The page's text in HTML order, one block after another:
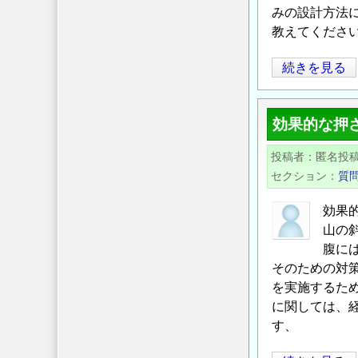
圧
に
い
て
教
え
て
く
だ
さ
い。
止
土
圧
と
は
みの設計方法
教えてくださ
ブ
ロ
ッ
ク
積
の
嵩
上
の
続きを見る
効果的な押
投稿者
匿名投
セクション
質
効果
山の
腹に
そのための対
を実施するた
に関しては、
す、